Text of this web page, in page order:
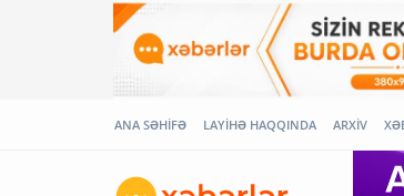
ANA SƏHİFƏ LAYİHƏ HAQQINDA ARXİV